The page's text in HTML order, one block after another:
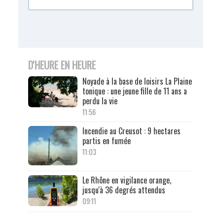
D'HEURE EN HEURE
Noyade à la base de loisirs La Plaine
tonique : une jeune fille de 11 ans a
perdu la vie
11:56
Incendie au Creusot : 9 hectares
partis en fumée
11:03
Le Rhône en vigilance orange,
jusqu'à 36 degrés attendus
09:11